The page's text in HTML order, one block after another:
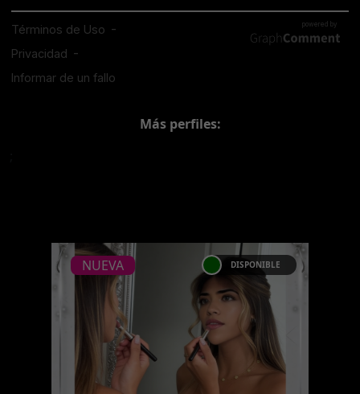
Más perfiles:
NUEVA DISPONIBLE
MARIA CECILIA
ARBOLEDA - CATALOGO
PLATINO
NUEVA
Platinum Esta modelo pertenece
a nuestro Catálogo Privado